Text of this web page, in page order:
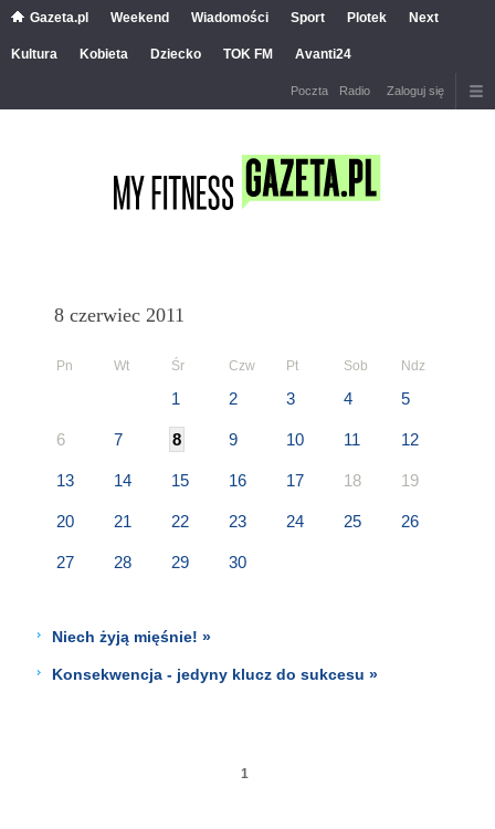
Gazeta.pl Weekend Wiadomości Sport Plotek Next
Kultura Kobieta Dziecko TOK FM Avanti24
Poczta Radio Zaloguj się
8 czerwiec 2011
Pn Wt Śr Czw Pt Sob Ndz
1 2 3 4 5
6 7 8 9 10 11 12
13 14 15 16 17 18 19
20 21 22 23 24 25 26
27 28 29 30
Niech żyją mięśnie! »
Konsekwencja - jedyny klucz do sukcesu »
1